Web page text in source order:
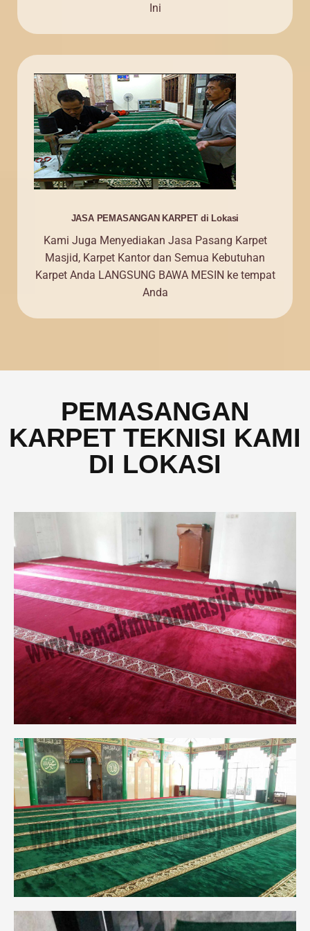
Ini
JASA PEMASANGAN KARPET di Lokasi
Kami Juga Menyediakan Jasa Pasang Karpet
Masjid, Karpet Kantor dan Semua Kebutuhan
Karpet Anda LANGSUNG BAWA MESIN ke tempat
Anda
PEMASANGAN
KARPET TEKNISI KAMI
DI LOKASI